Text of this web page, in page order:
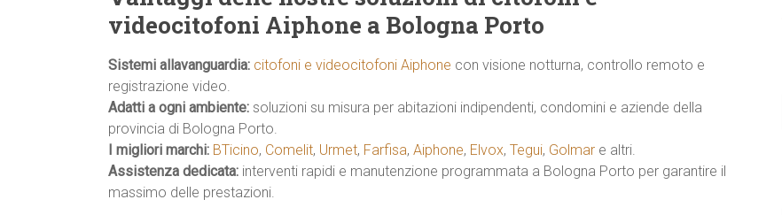
videocitofoni Aiphone a Bologna Porto
Sistemi allavanguardia: citofoni e videocitofoni Aiphone con visione notturna, controllo remoto e
registrazione video.
Adatti a ogni ambiente: soluzioni su misura per abitazioni indipendenti, condomini e aziende della
provincia di Bologna Porto.
I migliori marchi: BTicino, Comelit, Urmet, Farfisa, Aiphone, Elvox, Tegui, Golmar e altri.
Assistenza dedicata: interventi rapidi e manutenzione programmata a Bologna Porto per garantire il
massimo delle prestazioni.